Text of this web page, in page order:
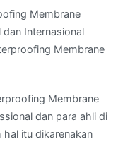
Membrane
Internasional
Membrane
Membrane
dan para ahli di
itu dikarenakan